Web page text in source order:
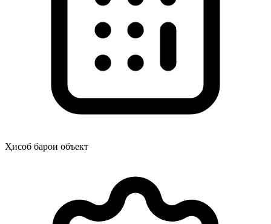
Ҳисоб барои объект